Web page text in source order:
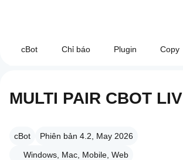
cBot Chỉ báo Plugin Copy
MULTI PAIR CBOT
cBot
Phiên bản 4.2, May 2026
Windows, Mac, Mobile, Web